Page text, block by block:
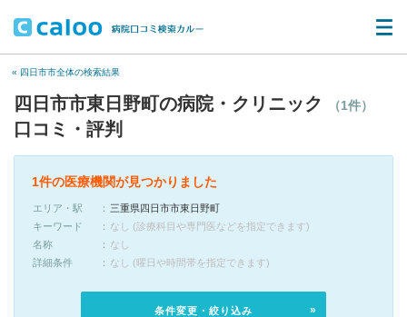
« 四日市市全体の検索結果
四日市市東日野町の病院・クリニック （1件）
口コミ・評判
1件の医療機関が見つかりました
エリア・駅
三重県四日市市東日野町
キーワード
なし (診療科目や専門医などを指定できます)
名称
なし
詳細条件
なし (曜日や時間帯を指定できます)
条件変更・絞り込み